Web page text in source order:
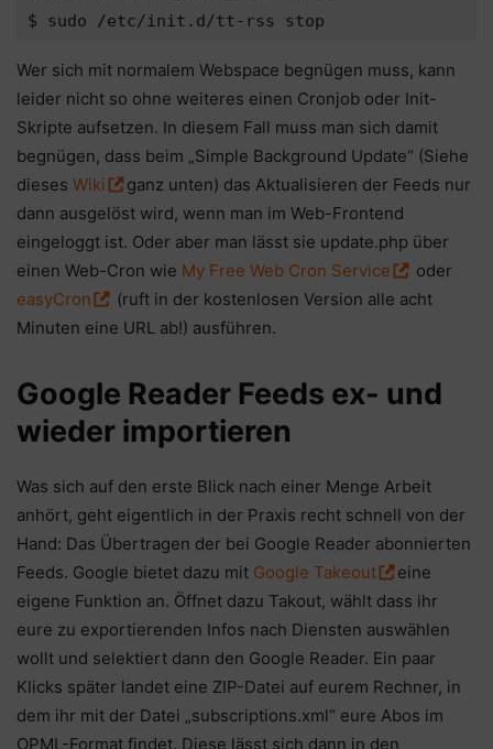
$ sudo /etc/init.d/tt-rss stop
Wer sich mit normalem Webspace begnügen muss, kann
leider nicht so ohne weiteres einen Cronjob oder Init-
Skripte aufsetzen. In diesem Fall muss man sich damit
begnügen, dass beim „Simple Background Update“ (Siehe
dieses Wiki
ganz unten) das Aktualisieren der Feeds nur
dann ausgelöst wird, wenn man im Web-Frontend
eingeloggt ist. Oder aber man lässt sie update.php über
einen Web-Cron wie My Free Web Cron Service
oder
easyCron
(ruft in der kostenlosen Version alle acht
Minuten eine URL ab!) ausführen.
Google Reader Feeds ex- und
wieder importieren
Was sich auf den erste Blick nach einer Menge Arbeit
anhört, geht eigentlich in der Praxis recht schnell von der
Hand: Das Übertragen der bei Google Reader abonnierten
Feeds. Google bietet dazu mit Google Takeout
eine
eigene Funktion an. Öffnet dazu Takout, wählt dass ihr
eure zu exportierenden Infos nach Diensten auswählen
wollt und selektiert dann den Google Reader. Ein paar
Klicks später landet eine ZIP-Datei auf eurem Rechner, in
dem ihr mit der Datei „subscriptions.xml“ eure Abos im
OPML-Format findet. Diese lässt sich dann in den